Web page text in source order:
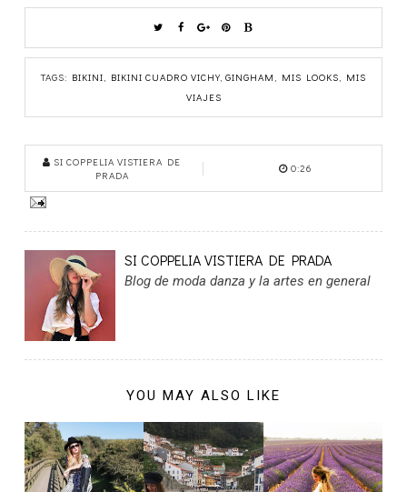
TAGS: BIKINI BIKINI CUADRO VICHY GINGHAM MIS LOOKS
MIS
VIAJES
SI COPPELIA VISTIERA DE
PRADA
0:26
SI COPPELIA VISTIERA DE PRADA
Blog de moda danza y la artes en general
YOU MAY ALSO LIKE